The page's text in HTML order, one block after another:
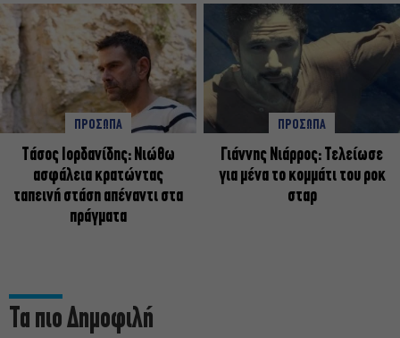
ΠΡΟΣΩΠΑ
Tάσος Ιορδανίδης: Νιώθω
ασφάλεια κρατώντας
ταπεινή στάση απέναντι στα
πράγματα
ΠΡΟΣΩΠΑ
Γιάννης Νιάρρος: Τελείωσε
για μένα το κομμάτι του ροκ
σταρ
Τα πιο Δημοφιλή